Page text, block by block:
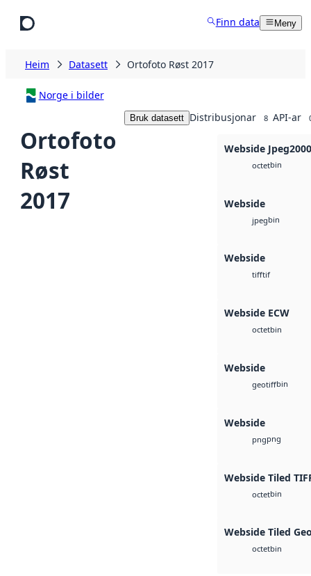
Finn data Meny
Heim Datasett Ortofoto Røst 2017
Norge i bilder
Ortofoto
Røst
2017
Bruk datasett Distribusjonar 8 API-ar
Webside Jpeg2000
octetbin
Webside
jpegbin
Webside
tifftif
Webside ECW
octetbin
Webside
geotiffbin
Webside
pngpng
Webside Tiled
octetbin
Webside Tiled
octetbin